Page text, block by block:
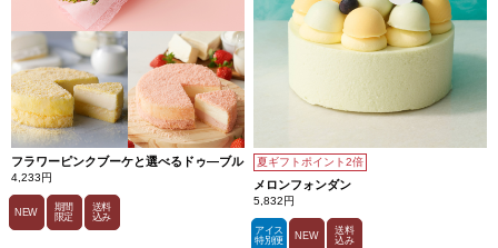
ァ。
チー
ズの
とろ
ける
よう
なコ
ク
に、
豚肉
の旨
みや
玉ね
ぎの
甘み
フラワーピンクブーケと選べるドゥ―ブル
4,233円
NEW
期間
限定
送料
込み
夏ギフトポイント2倍
メロンフォンダン
5,832円
アイス
特別便
NEW
送料
込み